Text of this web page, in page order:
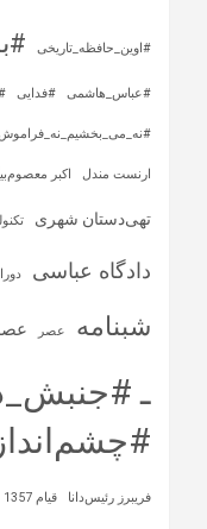
#اوین_حافظه_تاریخی
#عباس_هاشمی #فدایی
ارنست مندل اکبر
تهی‌دستان شهری
دادگاه عباسی
شبنامه عصر
ـ
فریبرز رئیس‌دانا قیام 1357